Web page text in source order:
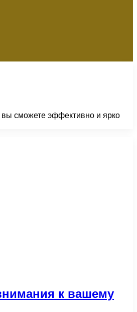
сможете эффективно и ярко
к вашему